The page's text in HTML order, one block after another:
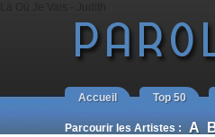
Accueil Top 50
Parcourir les Artistes : A